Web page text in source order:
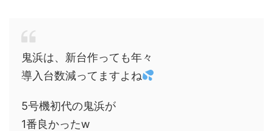
鬼浜は、新台作っても年々
導入台数減ってますよね
5号機初代の鬼浜が
1番良かったw